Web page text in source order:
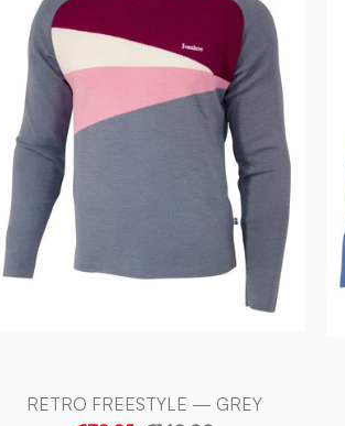
GREY
-
Ivanhoe
RETRO FREESTYLE — GREY